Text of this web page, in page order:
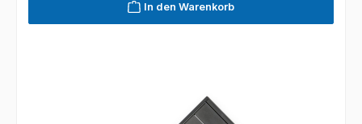
In den Warenkorb